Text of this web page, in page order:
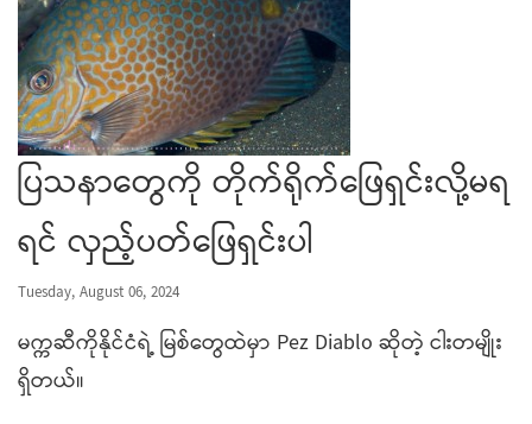
ပြသနာတွေကို တိုက်ရိုက်ဖြေရှင်းလို့မရ
ရင် လှည့်ပတ်ဖြေရှင်းပါ
Tuesday, August 06, 2024
မက္ကဆီကိုနိုင်ငံရဲ့ မြစ်တွေထဲမှာ Pez Diablo ဆိုတဲ့ ငါးတမျိုး
ရှိတယ်။